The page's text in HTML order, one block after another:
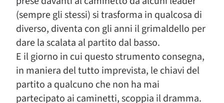
(sempre gli stessi) si trasforma in qualcosa di
diverso, diventa con gli anni il grimaldello per
dare la scalata al partito dal basso.
E il giorno in cui questo strumento consegna,
in maniera del tutto imprevista, le chiavi del
partito a qualcuno che non ha mai
partecipato ai caminetti, scoppia il dramma.